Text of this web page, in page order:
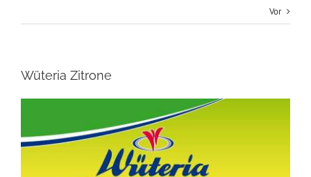
Vor
Wüteria Zitrone